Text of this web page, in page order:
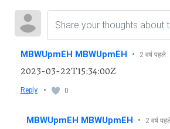
MBWUpmEH MBWUpmEH • 2 वर्ष पहले
2023-03-22T15:34:00Z
Reply • 0
MBWUpmEH MBWUpmEH • 2 वर्ष